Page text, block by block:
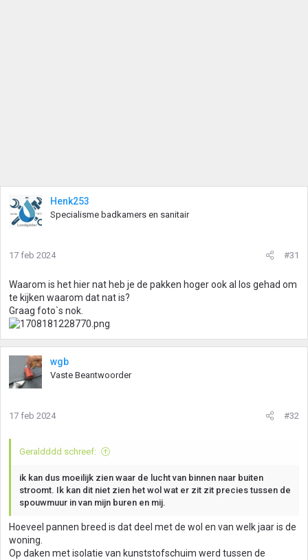
Henk253
Specialisme badkamers en sanitair
17 feb 2024 #31
Waarom is het hier nat heb je de pakken hoger ook al los gehad om
te kijken waarom dat nat is?
Graag foto`s nok.
wgb
Vaste Beantwoorder
17 feb 2024 #32
Geraldddd schreef:
ik kan dus moeilijk zien waar de lucht van binnen naar buiten
stroomt. Ik kan dit niet zien het wol wat er zit zit precies tussen de
spouwmuur in van mijn buren en mij.
Hoeveel pannen breed is dat deel met de wol en van welk jaar is de
woning.
Op daken met isolatie van kunststofschuim werd tussen de